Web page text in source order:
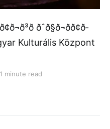
ðˆð§ð¬ð­ð¢ð­
(Magyar Kulturális Központ
1 minute read